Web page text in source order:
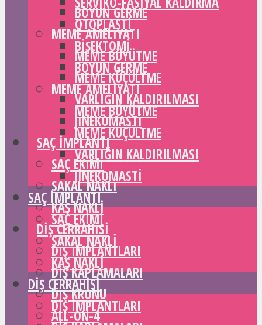
BOYUN GERME
MEME AMELIYATI
MEME BÜYÜTME
MEME KÜÇÜLTME
VARLIĞIN KALDIRILMASI
JINEKOMASTI
SAÇ IMPLANTI
SAÇ EKIMI
SAKAL NAKLI
KAŞ NAKLI
DIŞ CERRAHISI
DIŞ IMPLANTLARI
DIŞ KAPLAMALARI
DIŞ KRONU
ALL-ON-4
OTOPLASTI
BIŞEKTOMI
BOYUN GERME
MEME AMELIYATI
MEME BÜYÜTME
MEME KÜÇÜLTME
VARLIĞIN KALDIRILMASI
JINEKOMASTI
SAÇ IMPLANTI
SAÇ EKIMI
SAKAL NAKLI
KAŞ NAKLI
DIŞ CERRAHISI
DIŞ IMPLANTLARI